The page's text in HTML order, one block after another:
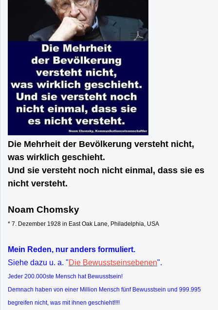
Die Mehrheit der Bevölkerung versteht nicht,
was wirklich geschieht.
Und sie versteht noch nicht einmal, dass sie es
nicht versteht.
Noam Chomsky
* 7. Dezember 1928 in East Oak Lane, Philadelphia, USA
Mein Reden, nur anders formuliert.
Siehe dazu u. a. "Die Bewusstseinsebenen".
Jeder 200.000ste Mensch hat Bewusstsein!
Demnach haben von einer Million Mensch fünf Bewusstsein und 999.995
begreifen nicht, was mit ihnen geschieht!!!!